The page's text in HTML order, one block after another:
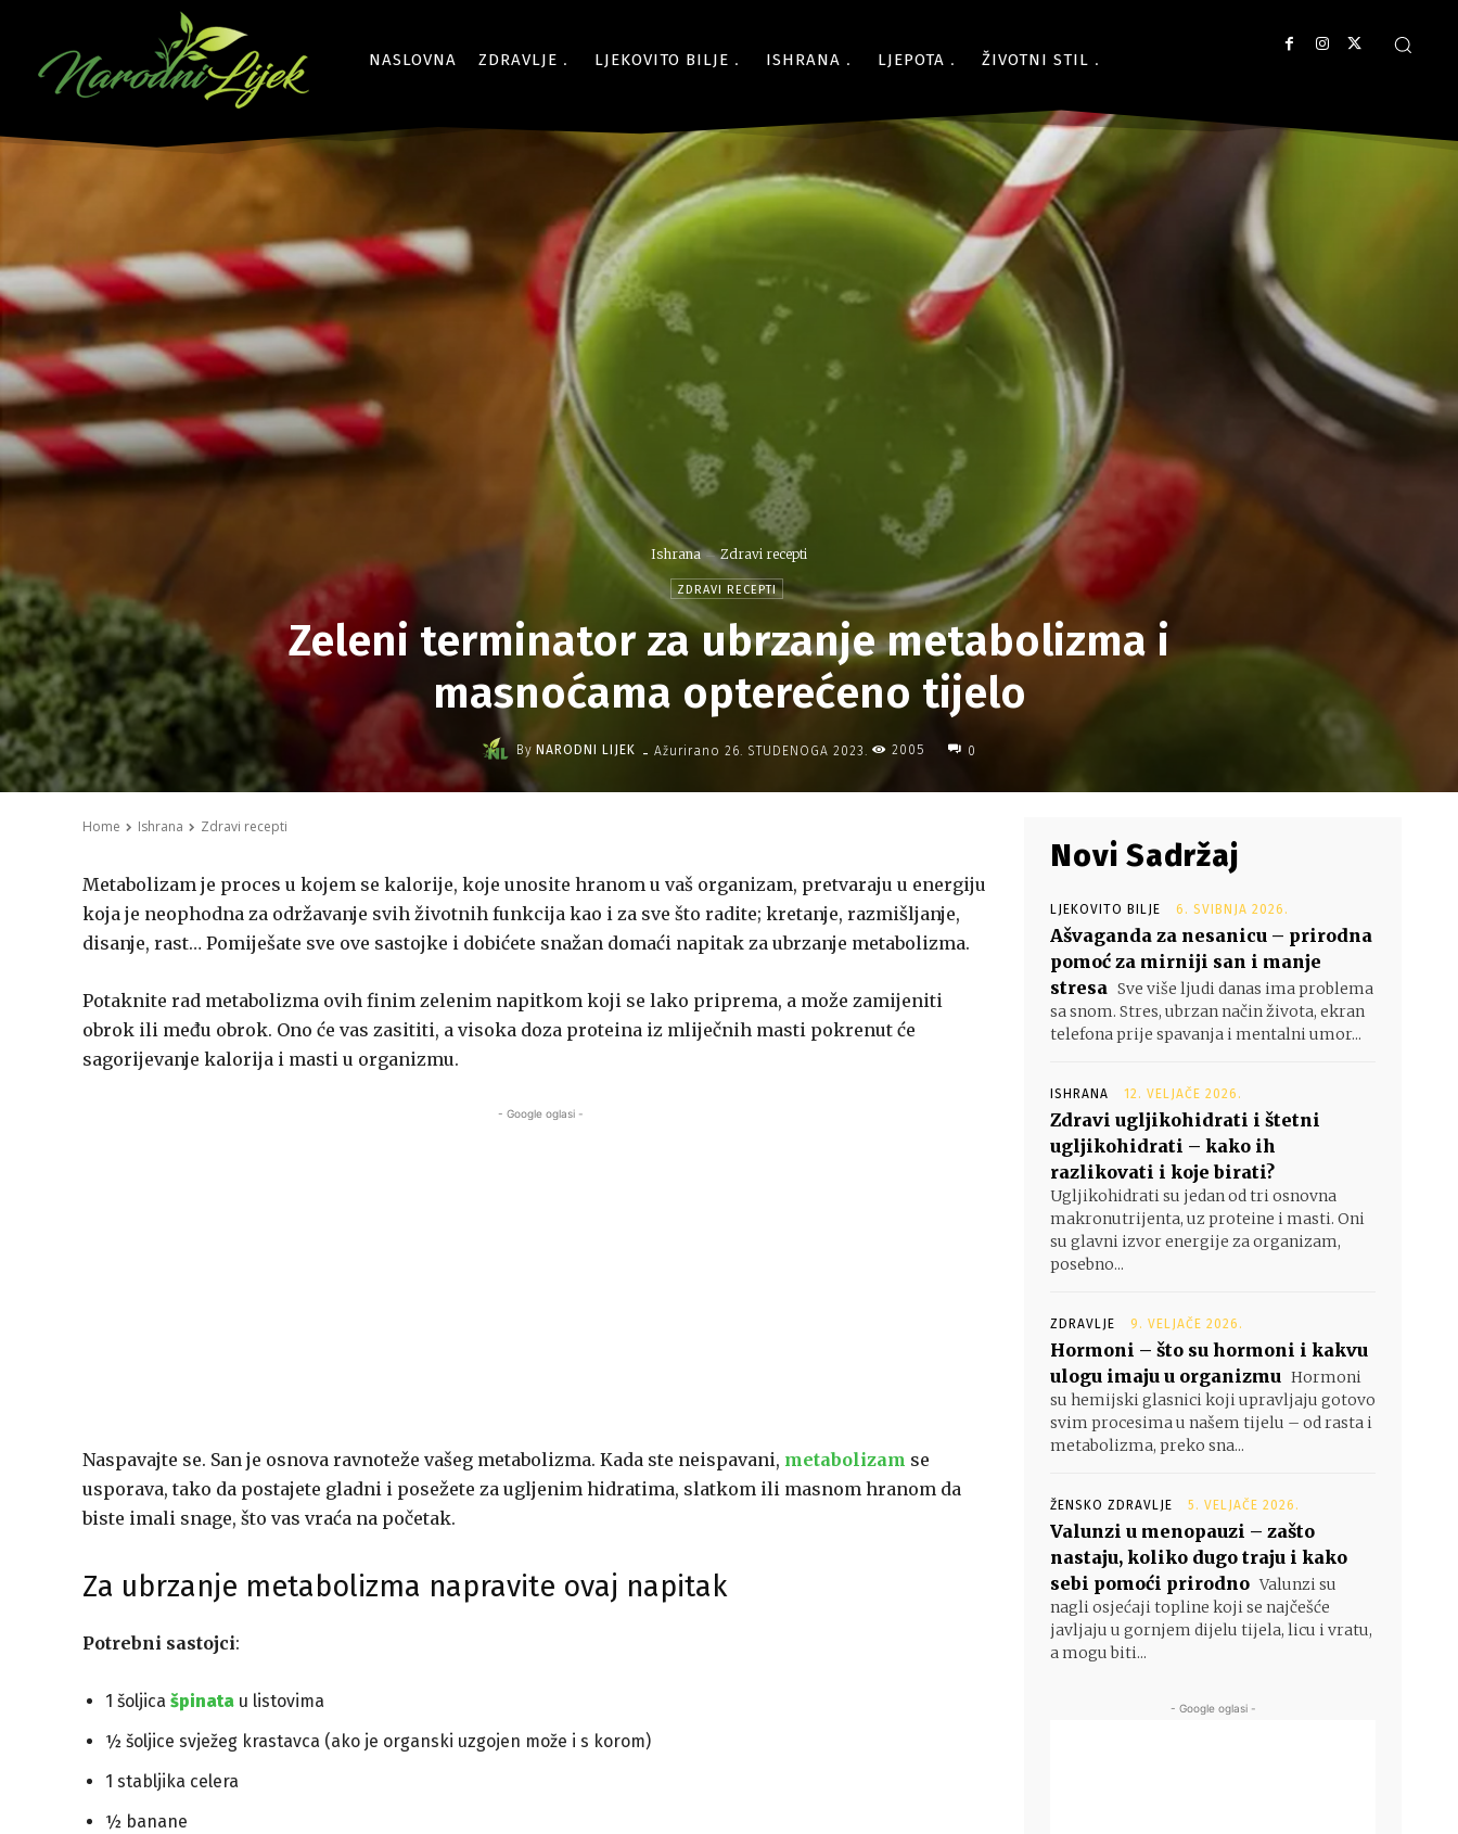
NASLOVNA ZDRAVLJE LJEKOVITO BILJE ISHRANA LJEPOTA ŽIVOTNI STIL
Ishrana Zdravi recepti
ZDRAVI RECEPTI
Zeleni terminator za ubrzanje metabolizma i
masnoćama opterećeno tijelo
By NARODNI LIJEK - Ažurirano 26. STUDENOGA 2023. 2005 0
Home Ishrana Zdravi recepti
Metabolizam je proces u kojem se kalorije, koje unosite hranom u vaš organizam, pretvaraju u energiju
koja je neophodna za održavanje svih životnih funkcija kao i za sve što radite; kretanje, razmišljanje,
disanje, rast… Pomiješate sve ove sastojke i dobićete snažan domaći napitak za ubrzanje metabolizma.
Potaknite rad metabolizma ovih finim zelenim napitkom koji se lako priprema, a može zamijeniti
obrok ili među obrok. Ono će vas zasititi, a visoka doza proteina iz mliječnih masti pokrenut će
sagorijevanje kalorija i masti u organizmu.
- Google oglasi -
Naspavajte se. San je osnova ravnoteže vašeg metabolizma. Kada ste neispavani, metabolizam se
usporava, tako da postajete gladni i posežete za ugljenim hidratima, slatkom ili masnom hranom da
biste imali snage, što vas vraća na početak.
Za ubrzanje metabolizma napravite ovaj napitak
Potrebni sastojci:
1 šoljica špinata u listovima
½ šoljice svježeg krastavca (ako je organski uzgojen može i s korom)
1 stabljika celera
½ banane
Novi Sadržaj
LJEKOVITO BILJE 6. SVIBNJA 2026.
Ašvaganda za nesanicu – prirodna
pomoć za mirniji san i manje
stresa Sve više ljudi danas ima problema
sa snom. Stres, ubrzan način života, ekran
telefona prije spavanja i mentalni umor...
ISHRANA 12. VELJAČE 2026.
Zdravi ugljikohidrati i štetni
ugljikohidrati – kako ih
razlikovati i koje birati?
Ugljikohidrati su jedan od tri osnovna
makronutrijenta, uz proteine i masti. Oni
su glavni izvor energije za organizam,
posebno...
ZDRAVLJE 9. VELJAČE 2026.
Hormoni – što su hormoni i kakvu
ulogu imaju u organizmu Hormoni
su hemijski glasnici koji upravljaju gotovo
svim procesima u našem tijelu – od rasta i
metabolizma, preko sna...
ŽENSKO ZDRAVLJE 5. VELJAČE 2026.
Valunzi u menopauzi – zašto
nastaju, koliko dugo traju i kako
sebi pomoći prirodno Valunzi su
nagli osjećaji topline koji se najčešće
javljaju u gornjem dijelu tijela, licu i vratu,
a mogu biti...
- Google oglasi -